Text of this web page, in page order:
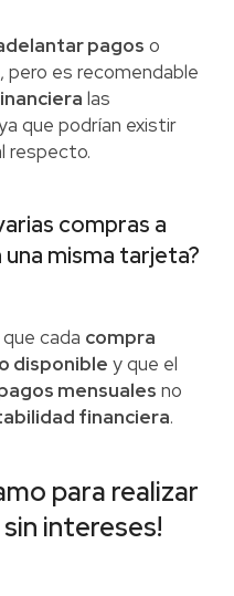
pagos o
, pero es recomendable
las
que podrían existir
respecto.
compras a
misma tarjeta?
cada compra
disponible y que el
mensuales no
financiera.
para realizar
intereses!